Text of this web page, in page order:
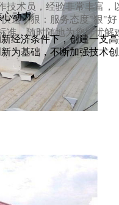
技术员，经验非常丰富，
速；狠：服务态度"狠"
准，随时随地为您排忧解
心动力
济条件下，创建一支
为基础，不断加强技术